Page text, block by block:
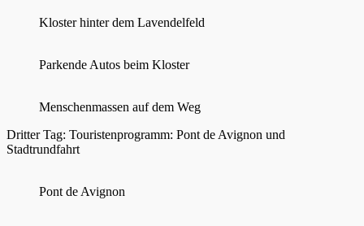
Kloster hinter dem Lavendelfeld
Parkende Autos beim Kloster
Menschenmassen auf dem Weg
Dritter Tag: Touristenprogramm: Pont de Avignon und
Stadtrundfahrt
Pont de Avignon